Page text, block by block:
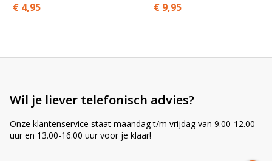
€ 4,95 € 9,95
Wil je liever telefonisch advies?
Onze klantenservice staat maandag t/m vrijdag van 9.00-12.00
uur en 13.00-16.00 uur voor je klaar!
r
i